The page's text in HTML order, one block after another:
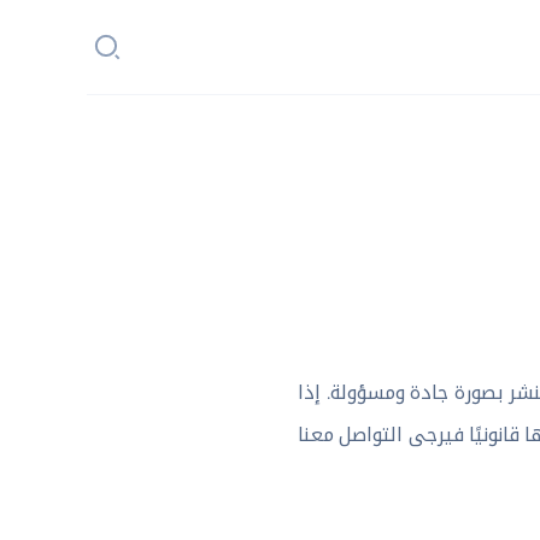
بصورة جادة ومسؤولة. إذا
فيرجى التواصل معنا